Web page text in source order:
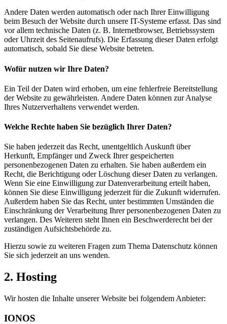
Andere Daten werden automatisch oder nach Ihrer Einwilligung
beim Besuch der Website durch unsere IT-Systeme erfasst. Das sind
vor allem technische Daten (z. B. Internetbrowser, Betriebssystem
oder Uhrzeit des Seitenaufrufs). Die Erfassung dieser Daten erfolgt
automatisch, sobald Sie diese Website betreten.
Wofür nutzen wir Ihre Daten?
Ein Teil der Daten wird erhoben, um eine fehlerfreie Bereitstellung
der Website zu gewährleisten. Andere Daten können zur Analyse
Ihres Nutzerverhaltens verwendet werden.
Welche Rechte haben Sie bezüglich Ihrer Daten?
Sie haben jederzeit das Recht, unentgeltlich Auskunft über
Herkunft, Empfänger und Zweck Ihrer gespeicherten
personenbezogenen Daten zu erhalten. Sie haben außerdem ein
Recht, die Berichtigung oder Löschung dieser Daten zu verlangen.
Wenn Sie eine Einwilligung zur Datenverarbeitung erteilt haben,
können Sie diese Einwilligung jederzeit für die Zukunft widerrufen.
Außerdem haben Sie das Recht, unter bestimmten Umständen die
Einschränkung der Verarbeitung Ihrer personenbezogenen Daten zu
verlangen. Des Weiteren steht Ihnen ein Beschwerderecht bei der
zuständigen Aufsichtsbehörde zu.
Hierzu sowie zu weiteren Fragen zum Thema Datenschutz können
Sie sich jederzeit an uns wenden.
2. Hosting
Wir hosten die Inhalte unserer Website bei folgendem Anbieter:
IONOS